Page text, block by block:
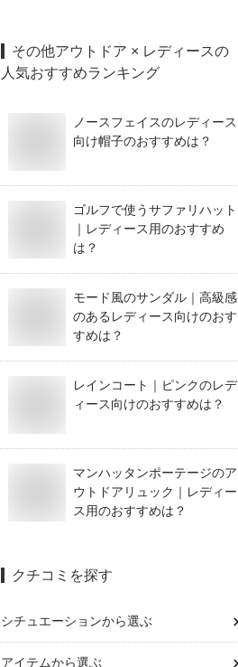
その他アウトドア × レディースの
人気おすすめランキング
ノースフェイスのレディース
向け帽子のおすすめは？
ゴルフで使うサファリハット
｜レディース用のおすすめ
は？
モード風のサンダル｜高級感
のあるレディース向けのおす
すめは？
レインコート｜ピンクのレデ
ィース向けのおすすめは？
マンハッタンポーテージのア
ウトドアリュック｜レディー
ス用のおすすめは？
クチコミを探す
シチュエーションから選ぶ
アイテムから選ぶ